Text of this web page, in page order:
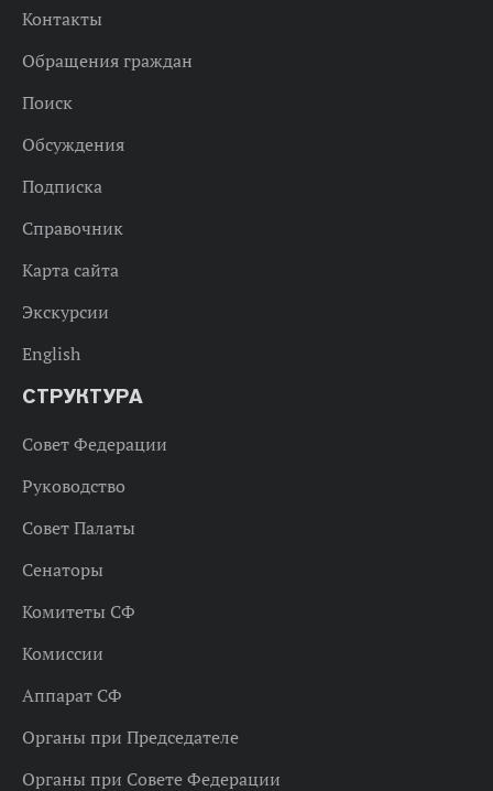
Контакты
Обращения граждан
Поиск
Обсуждения
Подписка
Справочник
Карта сайта
Экскурсии
English
СТРУКТУРА
Совет Федерации
Руководство
Совет Палаты
Сенаторы
Комитеты СФ
Комиссии
Аппарат СФ
Органы при Председателе
Органы при Совете Федерации